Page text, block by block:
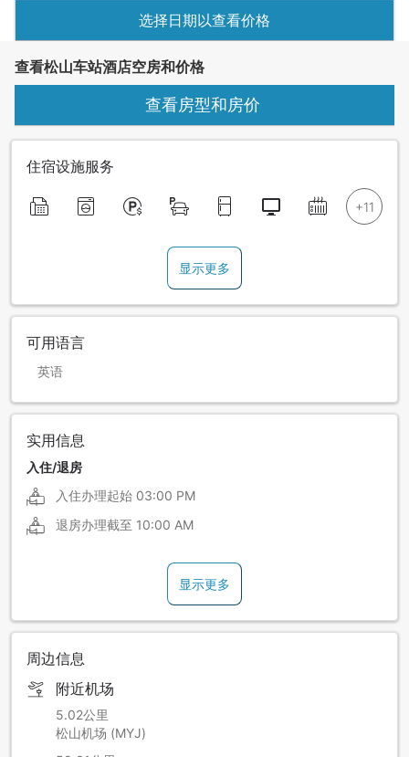
选择日期以查看价格
查看松山车站酒店空房和价格
查看房型和房价
住宿设施服务
显示更多
可用语言
英语
实用信息
入住/退房
入住办理起始 03:00 PM
退房办理截至 10:00 AM
显示更多
周边信息
附近机场
5.02公里
松山机场 (MYJ)